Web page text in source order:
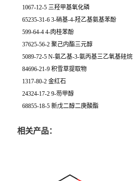
1067-12-5 三羟甲基氧化磷
65235-31-6 3-硝基-4-羟乙基氨基苯酚
599-64-4 4-肉桂苯酚
37625-56-2 聚己内酯三元醇
5089-72-5 N-氨乙基-3-氨丙基三乙氧基硅烷
84696-21-9 积雪草提取物
1317-80-2 金红石
24324-17-2 9-芴甲醇
68855-18-5 新戊二醇二庚酸酯
相关产品：